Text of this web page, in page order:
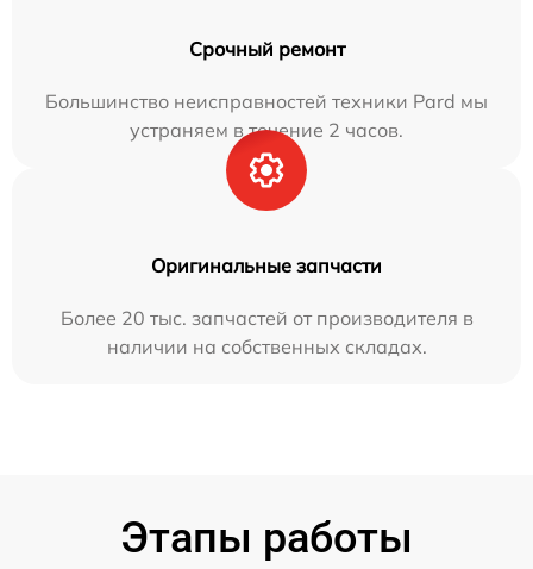
Срочный ремонт
Большинство неисправностей техники Pard мы
устраняем в течение 2 часов.
Оригинальные запчасти
Более 20 тыс. запчастей от производителя в
наличии на собственных складах.
Этапы работы